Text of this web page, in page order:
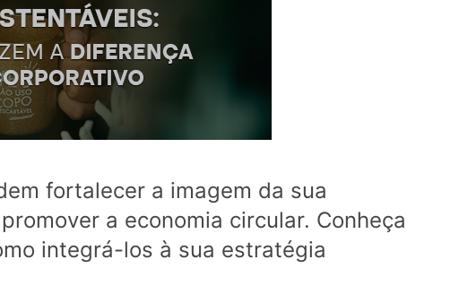
fortalecer a imagem da sua
a economia circular. Conheça
integrá-los à sua estratégia